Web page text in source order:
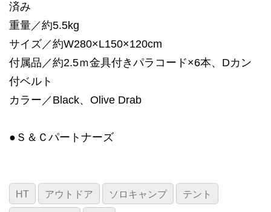
済み
重量／約5.5kg
サイズ／約W280×L150×120cm
付属品／約2.5ｍ金具付きパラコード×6本、Dカン
付ベルト
カラー／Black、Olive Drab
●Ｓ＆Ｃパートナーズ
HT アウトドア ソロキャンプ テント